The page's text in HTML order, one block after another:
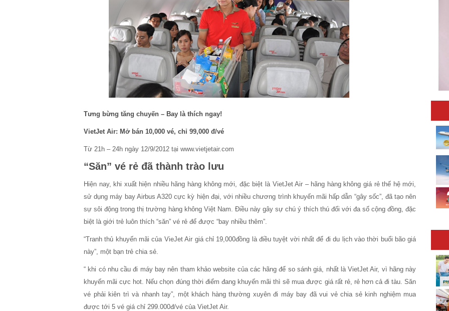
Tưng bừng tăng chuyến – Bay là thích ngay!
VietJet Air: Mở bán 10,000 vé, chỉ 99,000 đ/vé
Từ 21h – 24h ngày 12/9/2012 tại www.vietjetair.com
“Săn” vé rẻ đã thành trào lưu
Hiện nay, khi xuất hiện nhiều hãng hàng không mới, đặc biệt là VietJet Air – hãng hàng không giá rẻ thế hệ mới,
sử dụng máy bay Airbus A320 cực kỳ hiện đại, với nhiều chương trình khuyến mãi hấp dẫn “gây sốc”, đã tạo nên
sự sôi động trong thị trường hàng không Việt Nam. Điều này gây sự chú ý thích thú đối với đa số cộng đồng, đặc
biệt là giới trẻ luôn thích “săn” vé rẻ để được “bay nhiều thêm”.
“Tranh thủ khuyến mãi của VieJet Air giá chỉ 19,000đồng là điều tuyệt vời nhất để đi du lịch vào thời buổi bão giá
này”, một bạn trẻ chia sẻ.
“ khi có nhu cầu đi máy bay nên tham khảo website của các hãng để so sánh giá, nhất là VietJet Air, vì hãng này
khuyến mãi cực hot. Nếu chọn đúng thời điểm đang khuyến mãi thì sẽ mua được giá rất rẻ, rẻ hơn cả đi tàu. Săn
vé phải kiên trì và nhanh tay”, một khách hàng thường xuyên đi máy bay đã vui vẻ chia sẻ kinh nghiệm mua
được tới 5 vé giá chỉ 299.000đ/vé của VietJet Air.